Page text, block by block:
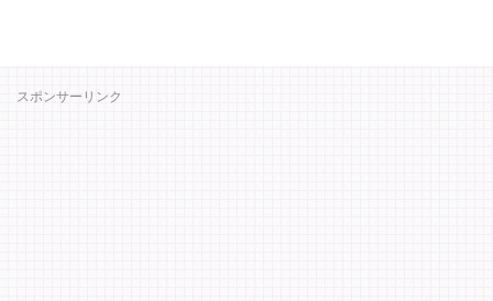
スポンサーリンク